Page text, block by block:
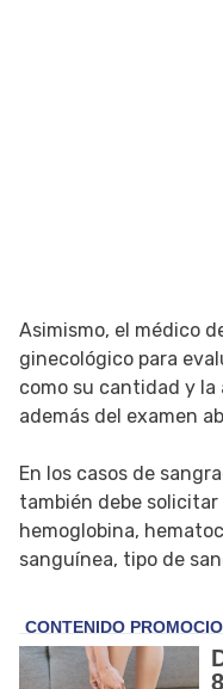
Asimismo, el médico
ginecológico para
como su cantidad y
además del examen
En los casos de
también debe solicitar
hemoglobina,
sanguínea, tipo de